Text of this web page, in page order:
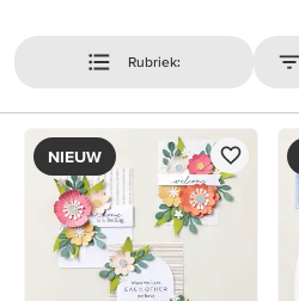
Rubriek:
NIEUW